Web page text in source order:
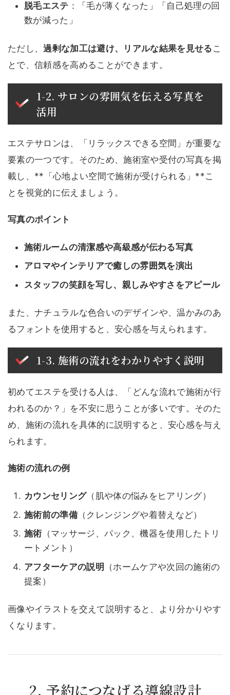
脱毛エステ ：「毛が薄くなった」「自己処理の回
数が減った」
ただし、過剰な加工は避け、リアルな結果を見せる こ
とで、信頼感を高めることができます。
1-2. サロンの雰囲気を伝える写真を
活用
エステサロンは、「リラックスできる空間」が重要な
要素の一つです。そのため、施術室や受付の写真を掲
載し、**「心地よい空間で施術が受けられる」**こ
とを視覚的に伝えましょう。
写真のポイント
施術ルームの清潔感や高級感が伝わる写真
アロマやインテリアで癒しの雰囲気を演出
スタッフの笑顔を写し、親しみやすさをアピール
また、ナチュラルな色合いのデザインや、温かみのあ
るフォントを使用すると、安心感を与えられます。
1-3. 施術の流れをわかりやすく説明
初めてエステを受ける人は、「どんな流れで施術が行
われるのか？」を不安に思うことが多いです。そのた
め、施術の流れを具体的に説明すると、安心感を与え
られます。
施術の流れの例
カウンセリング（肌や体の悩みをヒアリング）
施術前の準備（クレンジングや着替えなど）
施術（マッサージ、パック、機器を使用したトリ
ートメント）
アフターケアの説明
（ホームケアや次回の施術の
提案）
画像やイラストを交えて説明すると、より分かりやす
くなります。
2. 予約につなげる導線設計